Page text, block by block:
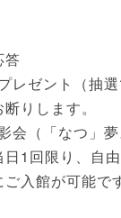
答
レゼント（抽選
りします。
会（「なつ」
1回限り、自由
入館が可能